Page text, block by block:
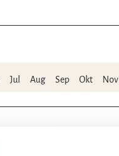
Jul Aug Sep Okt Nov